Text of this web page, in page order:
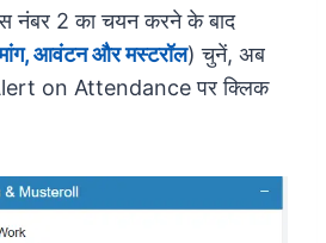
नंबर 2 का चयन करने के बाद
आवंटन और मस्टरॉल) चुनें, अब
on Attendance पर क्लिक